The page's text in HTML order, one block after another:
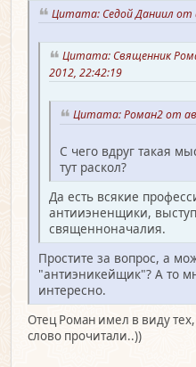
Цитата: Седой Даниил от
Цитата: Священник
2012, 22:42:19
Цитата: Роман2 от
С чего вдруг такая
тут раскол?
Да есть всякие
антииэненщики,
священноначалия.
Простите за вопрос, а
"антиэникейщик"? А то
интересно.
Отец Роман имел в виду
слово прочитали..))